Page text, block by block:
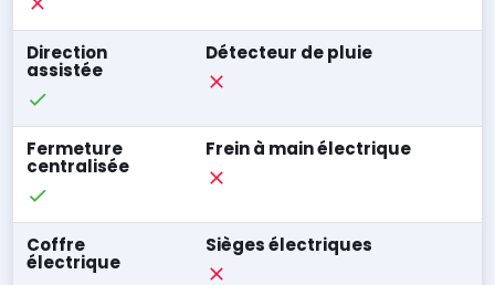
Direction
assistée
Détecteur de pluie
Fermeture
centralisée
Frein à main électrique
Coffre
électrique
Sièges électriques